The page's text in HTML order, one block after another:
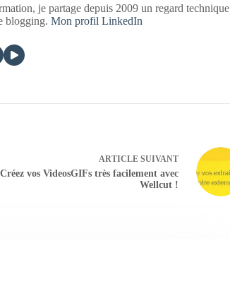
je partage depuis 2009 un regard technique
blogging.Mon profil LinkedIn
ARTICLESUIVANT
Créez vos VideosGIFs très facilement avec
Wellcut !